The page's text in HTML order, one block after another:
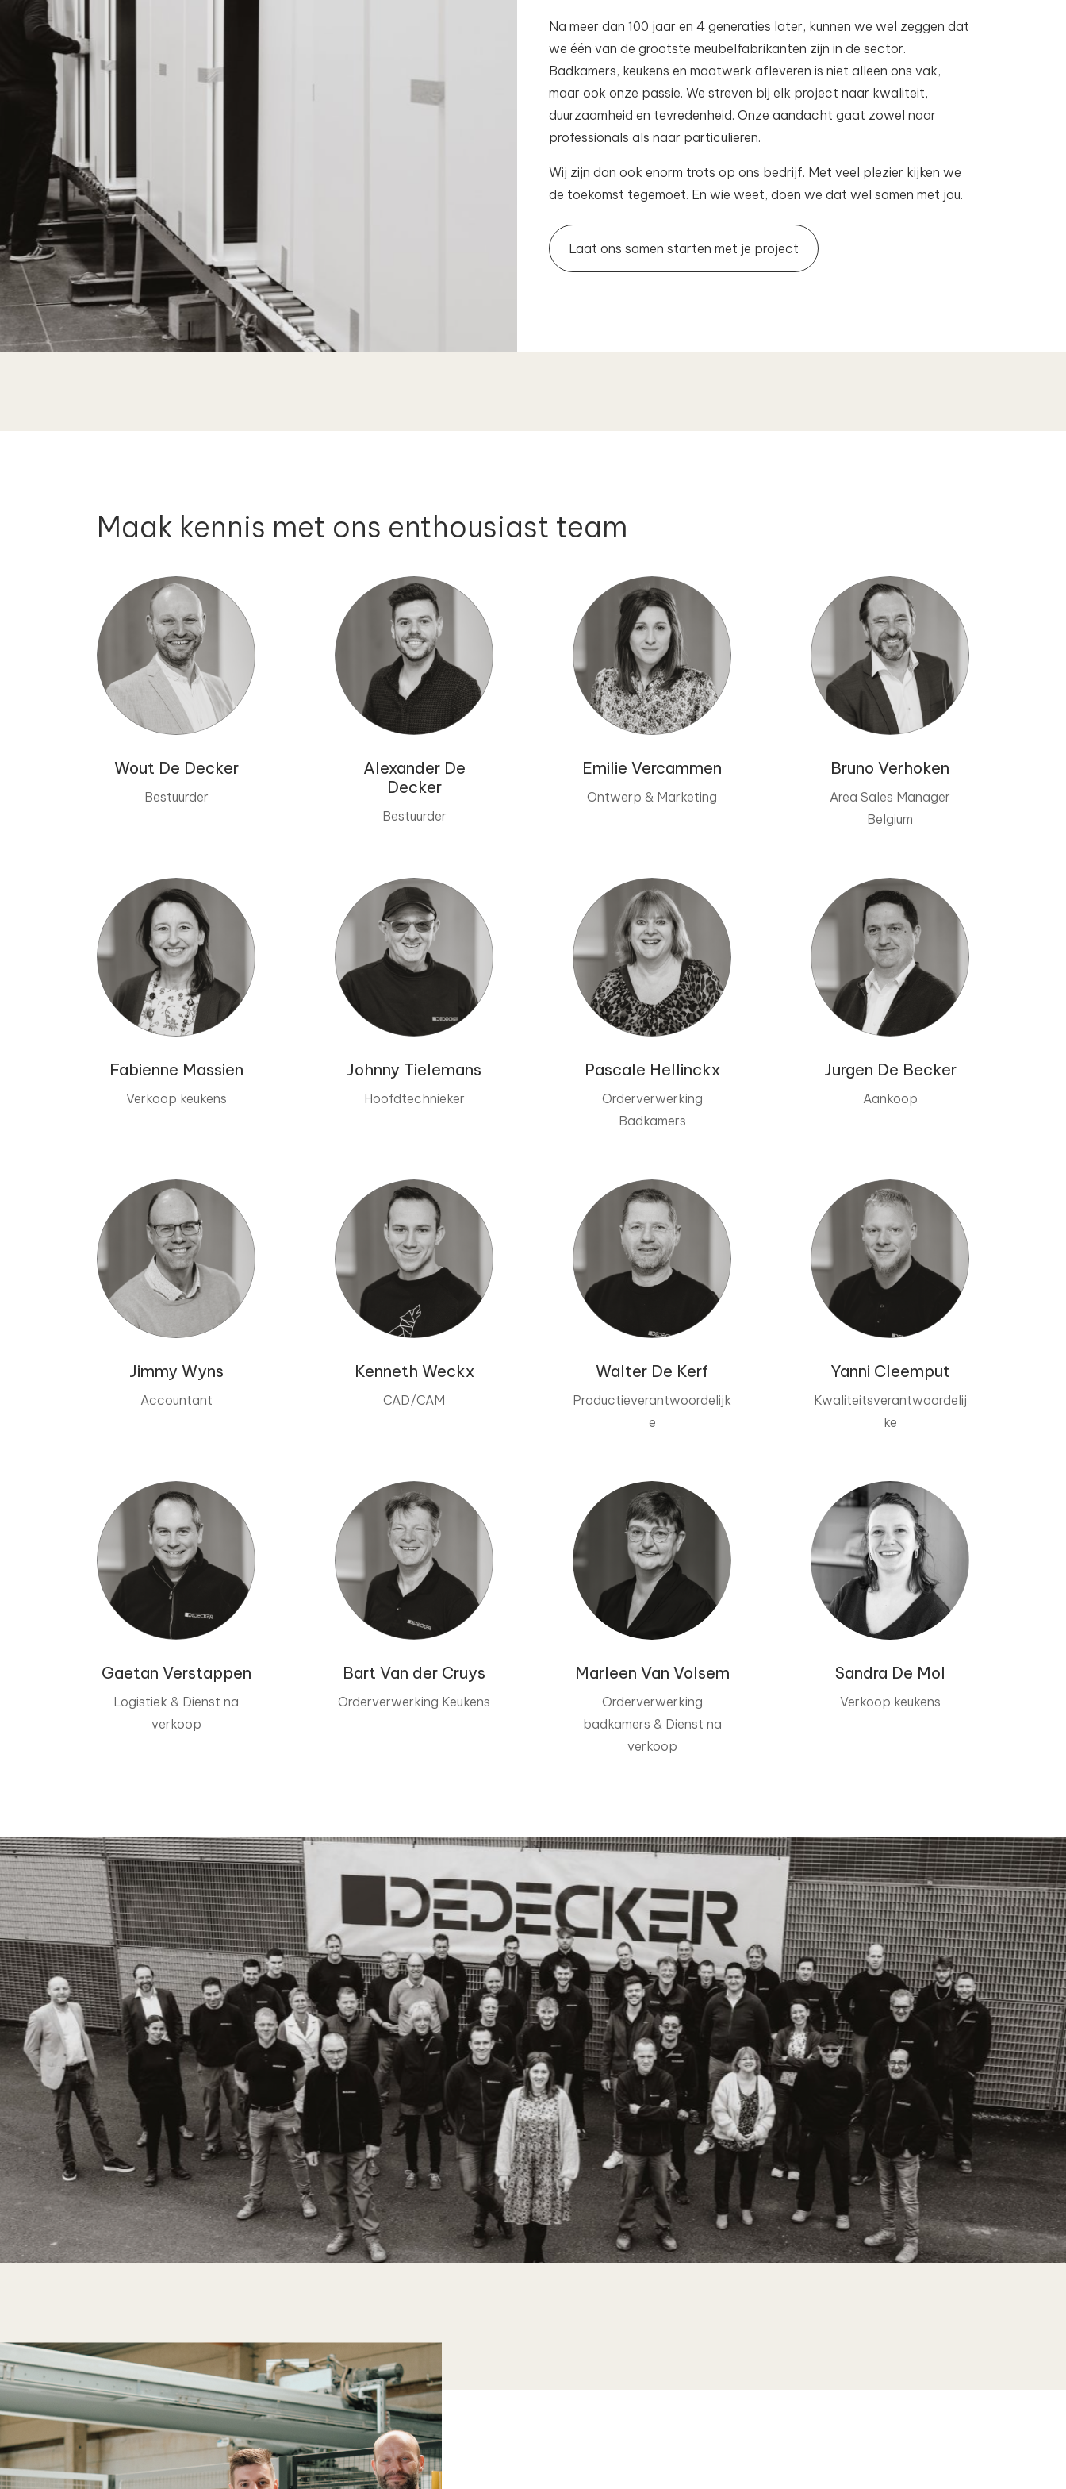
Na meer dan 100 jaar en 4 generaties later, kunnen we wel zeggen dat
we één van de grootste meubelfabrikanten zijn in de sector.
Badkamers, keukens en maatwerk afleveren is niet alleen ons vak,
maar ook onze passie. We streven bij elk project naar kwaliteit,
duurzaamheid en tevredenheid. Onze aandacht gaat zowel naar
professionals als naar particulieren.
Wij zijn dan ook enorm trots op ons bedrijf. Met veel plezier kijken we
de toekomst tegemoet. En wie weet, doen we dat wel samen met jou.
Laat ons samen starten met je project
Maak kennis met ons enthousiast team
Wout De Decker
Bestuurder
Alexander De
Decker
Bestuurder
Emilie Vercammen
Ontwerp & Marketing
Bruno Verhoken
Area Sales Manager
Belgium
Fabienne Massien
Verkoop keukens
Johnny Tielemans
Hoofdtechnieker
Pascale Hellinckx
Orderverwerking
Badkamers
Jurgen De Becker
Aankoop
Jimmy Wyns
Accountant
Kenneth Weckx
CAD/CAM
Walter De Kerf
Productieverantwoordelijk
e
Yanni Cleemput
Kwaliteitsverantwoordelij
ke
Gaetan Verstappen
Logistiek & Dienst na
verkoop
Bart Van der Cruys
Orderverwerking Keukens
Marleen Van Volsem
Orderverwerking
badkamers & Dienst na
verkoop
Sandra De Mol
Verkoop keukens